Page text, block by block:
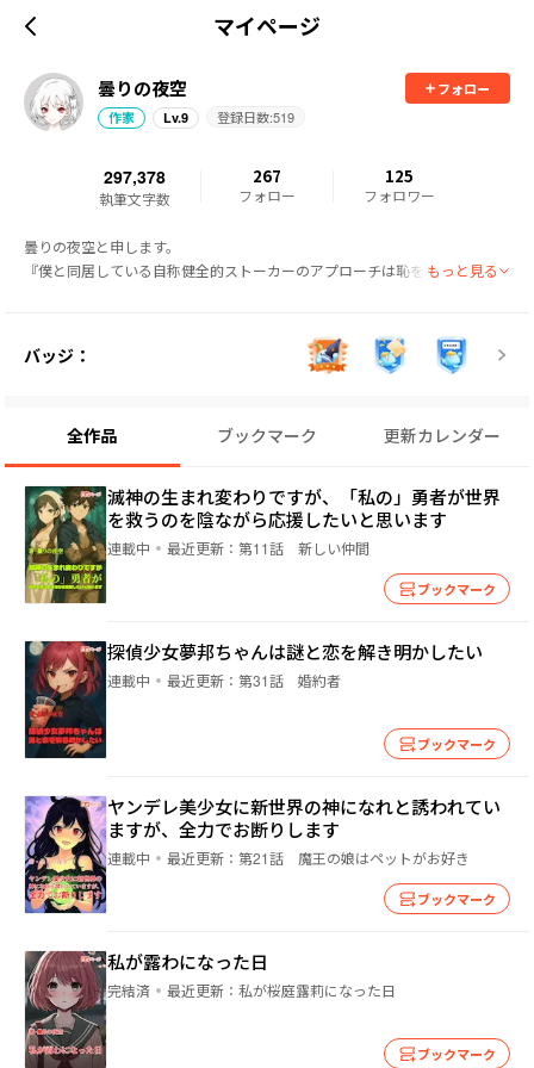
マイページ
曇りの夜空
フォロー
作家
Lv.9 登録日数:519
297,378
執筆文字数
267
フォロー
125
フォロワー
曇りの夜空と申します。
『僕と同居している自称健全的ストーカーのアプローチは恥を知らない』を
笑いあり、驚きありの奇妙な世界へ、ぜひお越しください！
もっと見る
バッジ：
全作品 ブックマーク 更新カレンダー
滅神の生まれ変わりですが、「私の」勇者が世界
を救うのを陰ながら応援したいと思います
連載中 最近更新： 第11話 新しい仲間
ブックマーク
探偵少女夢邦ちゃんは謎と恋を解き明かしたい
連載中 最近更新： 第31話 婚約者
ブックマーク
ヤンデレ美少女に新世界の神になれと誘われてい
ますが、全力でお断りします
連載中 最近更新： 第21話 魔王の娘はペットがお好き
ブックマーク
私が露わになった日
完結済 最近更新： 私が桜庭露莉になった日
ブックマーク